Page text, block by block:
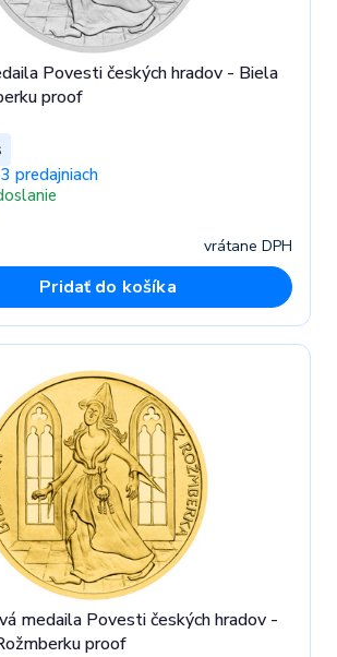
Povesti českých hradov - Biela
proof
predajniach
vrátane DPH
Pridať do košíka
medaila Povesti českých hradov -
proof